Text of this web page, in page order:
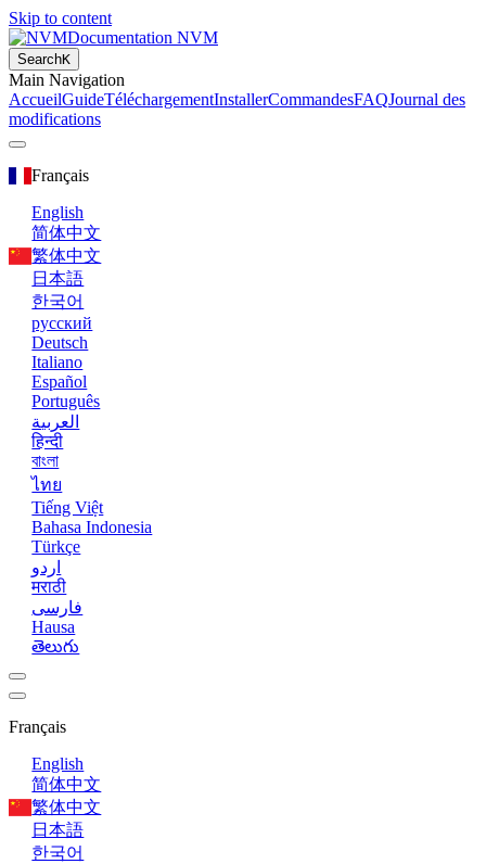
Skip to content
Documentation NVM
SearchK
Main Navigation
AccueilGuideTéléchargementInstallerCommandesFAQJournal des
modifications
Français
English
简体中文
繁体中文
日本語
한국어
русский
Deutsch
Italiano
Español
Português
العربية
हिन्दी
বাংলা
ไทย
Tiếng Việt
Bahasa Indonesia
Türkçe
اردو
मराठी
فارسی
Hausa
తెలుగు
Français
English
简体中文
繁体中文
日本語
한국어